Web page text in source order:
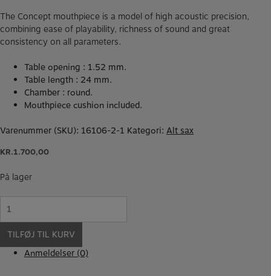
The Concept mouthpiece is a model of high acoustic precision,
combining ease of playability, richness of sound and great
consistency on all parameters.
Table opening : 1.52 mm.
Table length : 24 mm.
Chamber : round.
Mouthpiece cushion included.
Varenummer (SKU): 16106-2-1 Kategori: Alt sax
KR.1.700,00
På lager
SELMER
Concept
Altsax
mundstykke
antal
TILFØJ TIL KURV
Anmeldelser (0)